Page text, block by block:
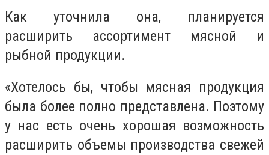
Как уточнила она, планируется
расширить ассортимент мясной и
рыбной продукции.
«Хотелось бы, чтобы мясная продукция
была более полно представлена. Поэтому
у нас есть очень хорошая возможность
расширить объемы производства свежей